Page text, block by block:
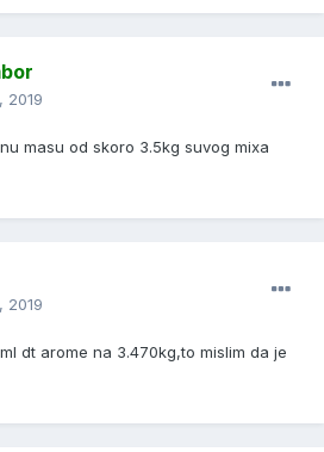
2019
masu od skoro 3.5kg suvog mixa
2019
dt arome na 3.470kg,to mislim da je